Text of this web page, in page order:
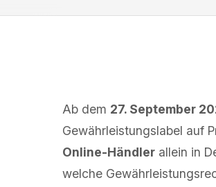
Ab dem 27. September
Gewährleistungslabel auf
Online-Händler allein in
welche